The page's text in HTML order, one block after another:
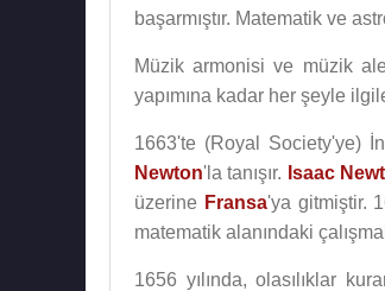
başarmıştır. Matematik ve
Müzik armonisi ve müzik
yapımına kadar her şeyle
1663'te (Royal Society'ye)
Newton'la tanışır. Isaac
üzerine Fransa'ya gitmiştir.
matematik alanındaki
1656 yılında, olasılıklar